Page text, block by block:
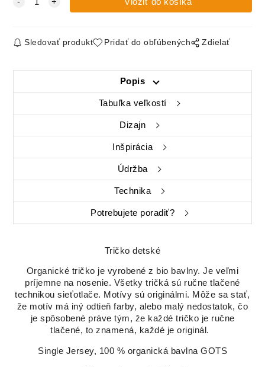
Sledovať produkt Pridať do obľúbených Zdielať
Popis
Tabuľka veľkostí
Dizajn
Inšpirácia
Údržba
Technika
Potrebujete poradiť?
Tričko detské
Organické tričko je vyrobené z bio bavlny. Je veľmi
príjemne na nosenie. Všetky tričká sú ručne tlačené
technikou sieťotlače. Motívy sú originálmi. Môže sa stať,
že motív má iný odtieň farby, alebo malý nedostatok, čo
je spôsobené práve tým, že každé tričko je ručne
tlačené, to znamená, každé je originál.
Single Jersey, 100 % organická bavlna GOTS